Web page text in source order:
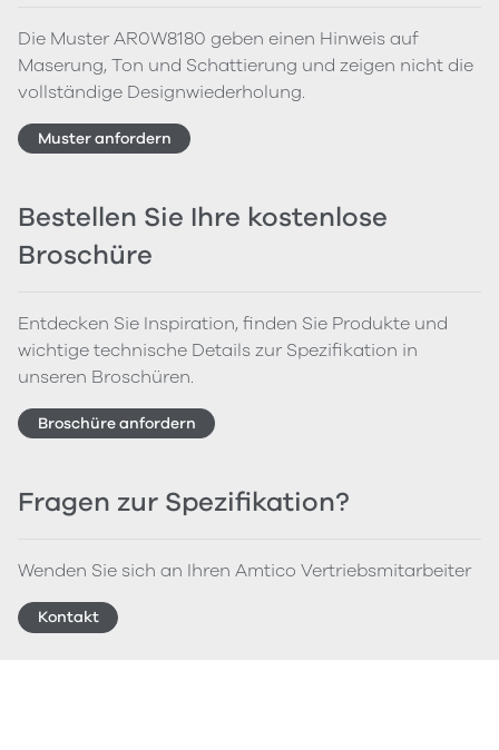
Die Muster AR0W8180 geben einen Hinweis auf
Maserung, Ton und Schattierung und zeigen nicht die
vollständige Designwiederholung.
Muster anfordern
Bestellen Sie Ihre kostenlose
Broschüre
Entdecken Sie Inspiration, finden Sie Produkte und
wichtige technische Details zur Spezifikation in
unseren Broschüren.
Broschüre anfordern
Fragen zur Spezifikation?
Wenden Sie sich an Ihren Amtico Vertriebsmitarbeiter
Kontakt